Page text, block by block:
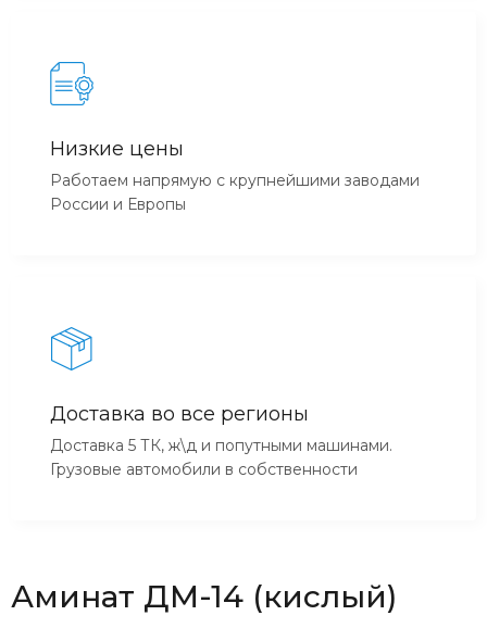
Низкие цены
Работаем напрямую с крупнейшими заводами
России и Европы
Доставка во все регионы
Доставка 5 ТК, ж\д и попутными машинами.
Грузовые автомобили в собственности
Аминат ДМ-14 (кислый)